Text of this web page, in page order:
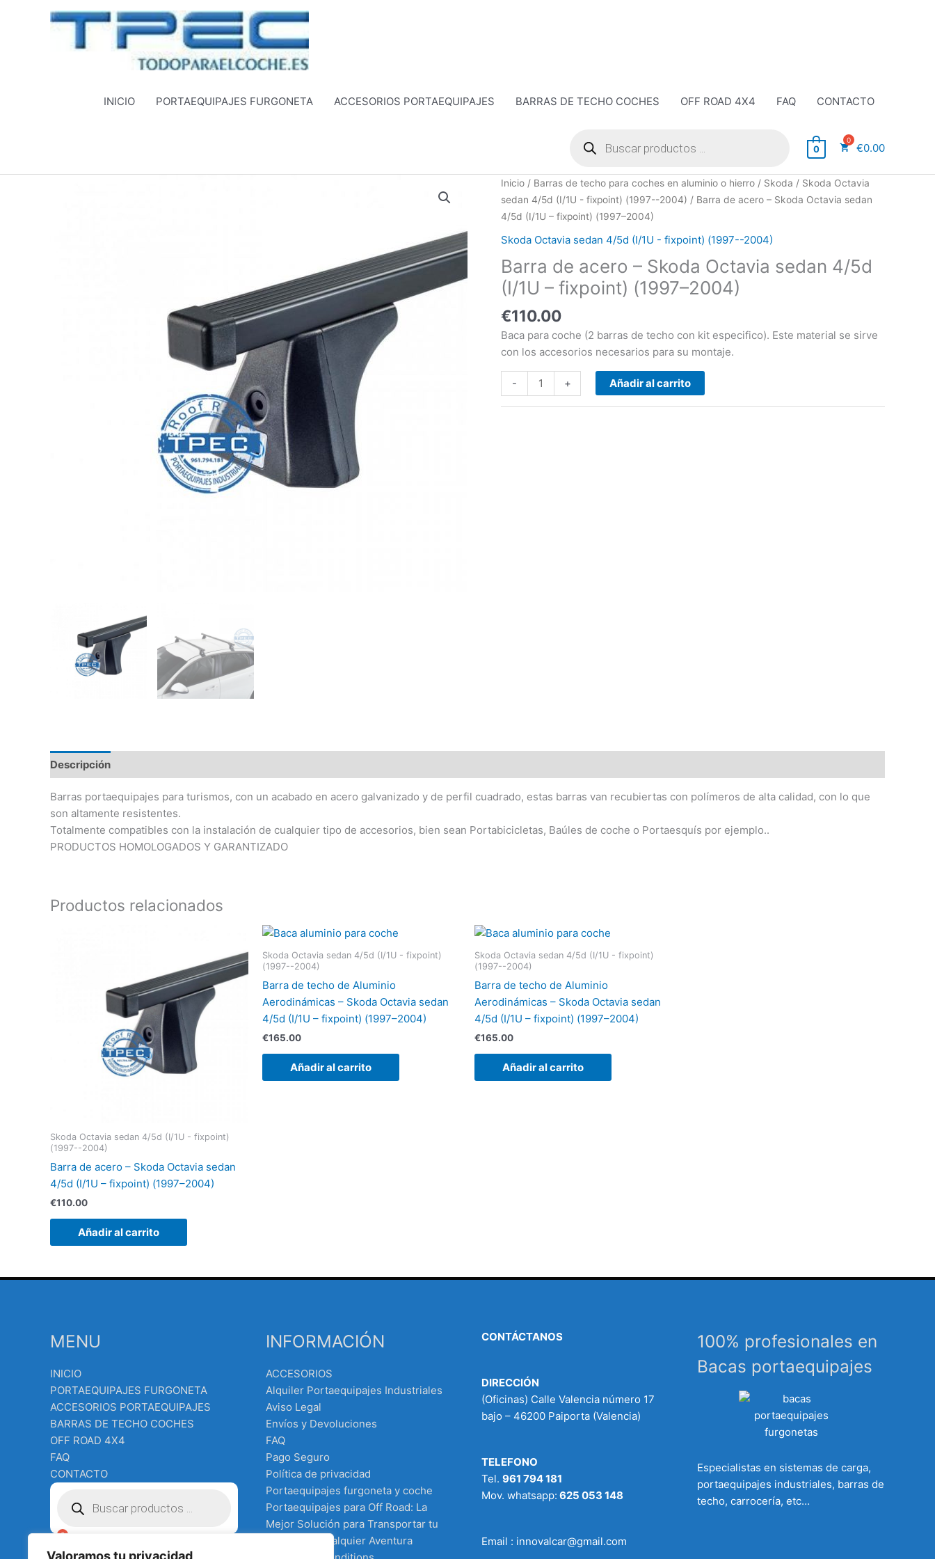
Valoramos tu privacidad
INICIO PORTAEQUIPAJES FURGONETA ACCESORIOS PORTAEQUIPAJES BARRAS DE TECHO COCHES OFF ROAD 4X4 FAQ
CONTACTO
productos 0 €0.00
Inicio / Barras de techo para coches en aluminio o hierro / Skoda / Skoda Octavia
sedan 4/5d (I/1U - fixpoint) (1997--2004) / Barra de acero – Skoda Octavia sedan
4/5d (I/1U – fixpoint) (1997–2004)
Skoda Octavia sedan 4/5d (I/1U - fixpoint) (1997--2004)
Barra de acero – Skoda Octavia sedan 4/5d
(I/1U – fixpoint) (1997–2004)
€110.00
Baca para coche (2 barras de techo con kit especifico). Este material se sirve
con los accesorios necesarios para su montaje.
-
Barra
de
acero
Skoda
Octavia
sedan
4/5d
(I/1U
-
fixpoint)
-2004)
cantidad
+ Añadir al carrito
Descripción
Barras portaequipajes para turismos, con un acabado en acero galvanizado y de perfil cuadrado, estas barras van recubiertas con polímeros de alta calidad, con lo que
son altamente resistentes.
Totalmente compatibles con la instalación de cualquier tipo de accesorios, bien sean Portabicicletas, Baúles de coche o Portaesquís por ejemplo..
PRODUCTOS HOMOLOGADOS Y GARANTIZADO
Productos relacionados
Skoda Octavia sedan 4/5d (I/1U - fixpoint)
(1997--2004)
Barra de acero – Skoda Octavia sedan
4/5d (I/1U – fixpoint) (1997–2004)
€110.00
Añadir al carrito
Skoda Octavia sedan 4/5d (I/1U - fixpoint)
(1997--2004)
Barra de techo de Aluminio
Aerodinámicas – Skoda Octavia sedan
4/5d (I/1U – fixpoint) (1997–2004)
€165.00
Añadir al carrito
Skoda Octavia sedan 4/5d (I/1U - fixpoint)
(1997--2004)
Barra de techo de Aluminio
Aerodinámicas – Skoda Octavia sedan
4/5d (I/1U – fixpoint) (1997–2004)
€165.00
Añadir al carrito
MENU
INICIO
PORTAEQUIPAJES FURGONETA
ACCESORIOS PORTAEQUIPAJES
BARRAS DE TECHO COCHES
OFF ROAD 4X4
FAQ
CONTACTO
productos
INFORMACIÓN
ACCESORIOS
Alquiler Portaequipajes Industriales
Aviso Legal
Envíos y Devoluciones
FAQ
Pago Seguro
Política de privacidad
Portaequipajes furgoneta y coche
Portaequipajes para Off Road: La
Mejor Solución para Transportar tu
Equipo en Cualquier Aventura
CONTÁCTANOS
DIRECCIÓN
(Oficinas) Calle Valencia número 17
bajo – 46200 Paiporta (Valencia)
TELEFONO
Tel. 961 794 181
Mov. whatsapp: 625 053 148
Email : innovalcar@gmail.com
100% profesionales en
Bacas portaequipajes
Especialistas en sistemas de carga,
portaequipajes industriales, barras de
techo, carrocería, etc…